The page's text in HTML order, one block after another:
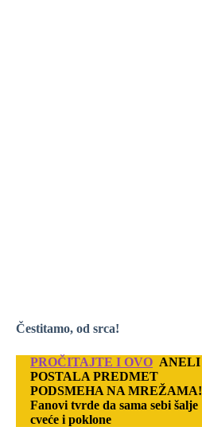
Čestitamo, od srca!
PROČITAJTE I OVO ANELI
POSTALA PREDMET
PODSMEHA NA MREŽAMA!
Fanovi tvrde da sama sebi šalje
cveće i poklone